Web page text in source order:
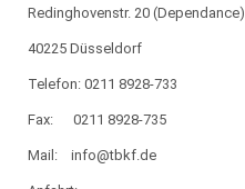
Redinghovenstr. 20 (Dependance)
40225 Düsseldorf
Telefon: 0211 8928-733
Fax: 0211 8928-735
Mail: info@tbkf.de